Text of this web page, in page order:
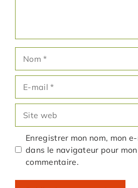
mail
web
Enregistrer mon nom, mon
dans le navigateur pour
commentaire.